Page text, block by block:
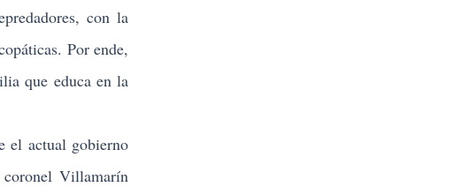
con la
Por ende,
que educa en la
el actual gobierno
coronel Villamarín